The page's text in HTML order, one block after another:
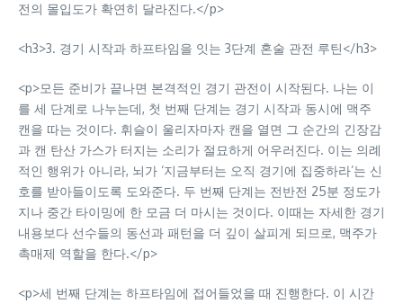
전의 몰입도가 확연히 달라진다.</p>
<h3>3. 경기 시작과 하프타임을 잇는 3단계 혼술 관전 루틴</h3>
<p>모든 준비가 끝나면 본격적인 경기 관전이 시작된다. 나는 이
를 세 단계로 나누는데, 첫 번째 단계는 경기 시작과 동시에 맥주
캔을 따는 것이다. 휘슬이 울리자마자 캔을 열면 그 순간의 긴장감
과 캔 탄산 가스가 터지는 소리가 절묘하게 어우러진다. 이는 의례
적인 행위가 아니라, 뇌가 ‘지금부터는 오직 경기에 집중하라’는 신
호를 받아들이도록 도와준다. 두 번째 단계는 전반전 25분 정도가
지나 중간 타이밍에 한 모금 더 마시는 것이다. 이때는 자세한 경기
내용보다 선수들의 동선과 패턴을 더 깊이 살피게 되므로, 맥주가
촉매제 역할을 한다.</p>
<p>세 번째 단계는 하프타임에 접어들었을 때 진행한다. 이 시간